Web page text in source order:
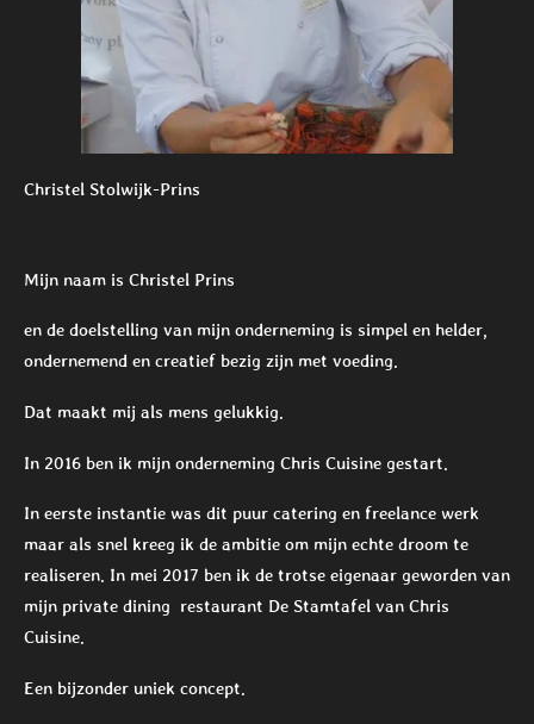
Christel Stolwijk-Prins
Mijn naam is Christel Prins
en de doelstelling van mijn onderneming is simpel en helder,
ondernemend en creatief bezig zijn met voeding.
Dat maakt mij als mens gelukkig.
In 2016 ben ik mijn onderneming Chris Cuisine gestart.
In eerste instantie was dit puur catering en freelance werk
maar als snel kreeg ik de ambitie om mijn echte droom te
realiseren. In mei 2017 ben ik de trotse eigenaar geworden van
mijn private dining restaurant De Stamtafel van Chris
Cuisine.
Een bijzonder uniek concept.